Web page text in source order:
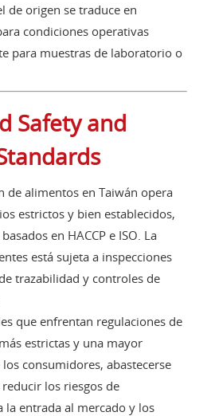
de origen se traduce en
condiciones operativas
para muestras de laboratorio o
Safety and
de alimentos en Taiwán opera
estrictos y bien establecidos,
en HACCP e ISO. La
está sujeta a inspecciones
trazabilidad y controles de
que enfrentan regulaciones de
estrictas y una mayor
consumidores, abastecerse
los riesgos de
entrada al mercado y los